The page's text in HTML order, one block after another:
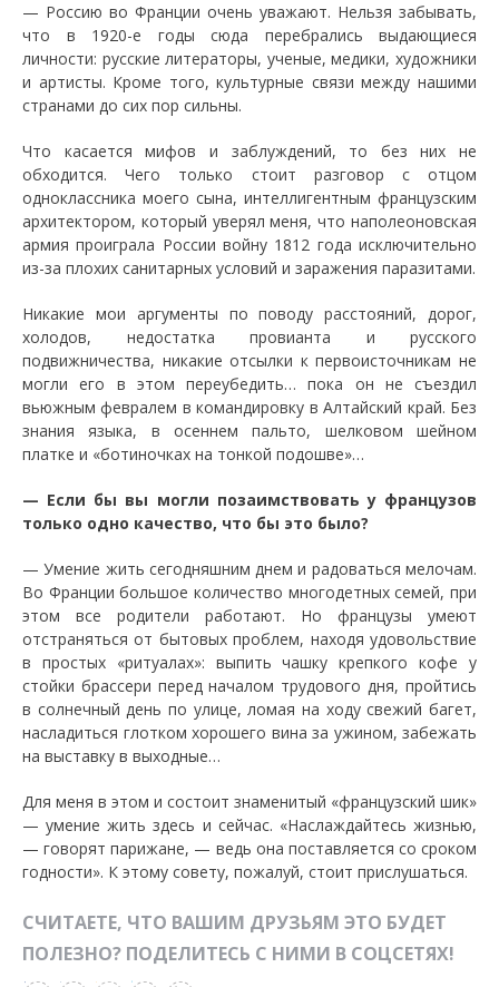
— Россию во Франции очень уважают. Нельзя забывать,
что в 1920-е годы сюда перебрались выдающиеся
личности: русские литераторы, ученые, медики, художники
и артисты. Кроме того, культурные связи между нашими
странами до сих пор сильны.
Что касается мифов и заблуждений, то без них не
обходится. Чего только стоит разговор с отцом
одноклассника моего сына, интеллигентным французским
архитектором, который уверял меня, что наполеоновская
армия проиграла России войну 1812 года исключительно
из-за плохих санитарных условий и заражения паразитами.
Никакие мои аргументы по поводу расстояний, дорог,
холодов, недостатка провианта и русского
подвижничества, никакие отсылки к первоисточникам не
могли его в этом переубедить… пока он не съездил
вьюжным февралем в командировку в Алтайский край. Без
знания языка, в осеннем пальто, шелковом шейном
платке и «ботиночках на тонкой подошве»…
— Если бы вы могли позаимствовать у французов
только одно качество, что бы это было?
— Умение жить сегодняшним днем и радоваться мелочам.
Во Франции большое количество многодетных семей, при
этом все родители работают. Но французы умеют
отстраняться от бытовых проблем, находя удовольствие
в простых «ритуалах»: выпить чашку крепкого кофе у
стойки брассери перед началом трудового дня, пройтись
в солнечный день по улице, ломая на ходу свежий багет,
насладиться глотком хорошего вина за ужином, забежать
на выставку в выходные…
Для меня в этом и состоит знаменитый «французский шик»
— умение жить здесь и сейчас. «Наслаждайтесь жизнью,
— говорят парижане, — ведь она поставляется со сроком
годности». К этому совету, пожалуй, стоит прислушаться.
СЧИТАЕТЕ, ЧТО ВАШИМ ДРУЗЬЯМ ЭТО БУДЕТ
ПОЛЕЗНО? ПОДЕЛИТЕСЬ С НИМИ В СОЦСЕТЯХ!